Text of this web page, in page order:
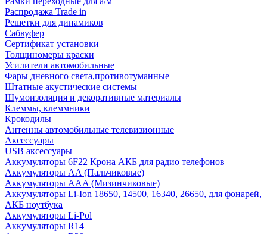
Распродажа Trade in
Решетки для динамиков
Сабвуфер
Сертификат установки
Толщиномеры краски
Усилители автомобильные
Фары дневного света,противотуманные
Штатные акустические системы
Шумоизоляция и декоративные материалы
Клеммы, клеммники
Крокодилы
Антенны автомобильные телевизионные
Аксессуары
USB аксессуары
Аккумуляторы 6F22 Крона АКБ для радио телефонов
Аккумуляторы AA (Пальчиковые)
Аккумуляторы AAA (Мизинчиковые)
Аккумуляторы Li-Ion 18650, 14500, 16340, 26650, для фонарей,
АКБ ноутбука
Аккумуляторы Li-Pol
Аккумуляторы R14